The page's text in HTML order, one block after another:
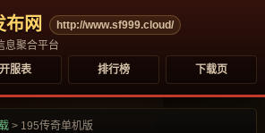
布网
http://www.sf999.cloud/
息聚合平台
开服表 排行榜 下载页
> 195传奇单机版